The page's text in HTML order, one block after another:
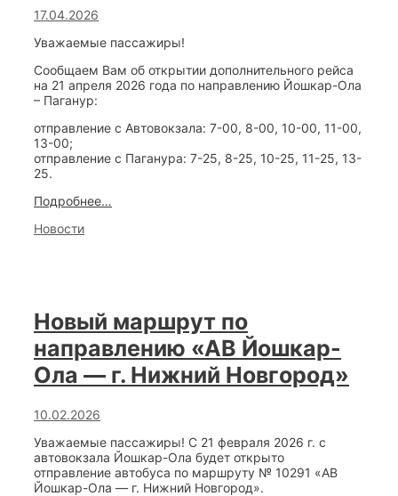
17.04.2026
Уважаемые пассажиры!
Сообщаем Вам об открытии дополнительного рейса
на 21 апреля 2026 года по направлению Йошкар-Ола
– Паганур:
отправление с Автовокзала: 7-00, 8-00, 10-00, 11-00,
13-00;
отправление с Паганура: 7-25, 8-25, 10-25, 11-25, 13-
25.
Подробнее…
направлению
«Йошкар-
Ола
Паганур»
Categories
Новости
Новый маршрут по
направлению «АВ Йошкар-
Ола — г. Нижний Новгород»
10.02.2026
Уважаемые пассажиры! С 21 февраля 2026 г. с
автовокзала Йошкар-Ола будет открыто
отправление автобуса по маршруту № 10291 «АВ
Йошкар-Ола — г. Нижний Новгород».